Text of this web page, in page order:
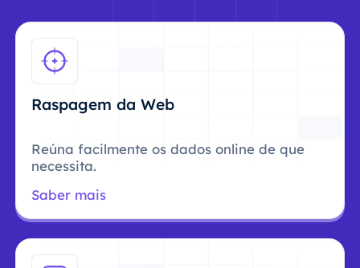
Raspagem da Web
Reúna facilmente os dados online de que
necessita.
Saber mais